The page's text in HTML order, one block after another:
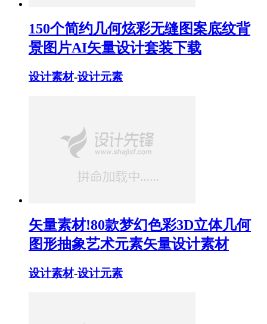
150个简约几何炫彩无缝图案底纹背
景图片AI矢量设计套装下载
设计素材-设计元素
矢量素材!80款梦幻色彩3D立体几何
图形抽象艺术元素矢量设计素材
设计素材-设计元素